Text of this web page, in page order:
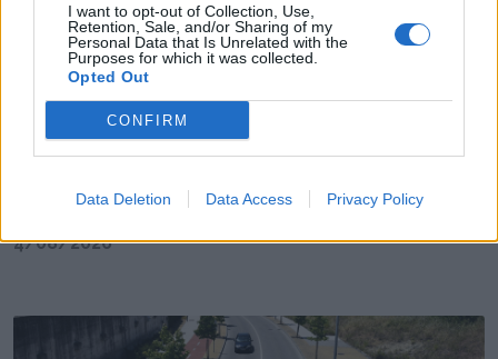
I want to opt-out of Collection, Use,
Retention, Sale, and/or Sharing of my
Personal Data that Is Unrelated with the
Purposes for which it was collected.
Opted Out
CONFIRM
Data Deletion Data Access Privacy Policy
AF Leiria marcou presença no Nazaré Rising Stars
4/08/2026